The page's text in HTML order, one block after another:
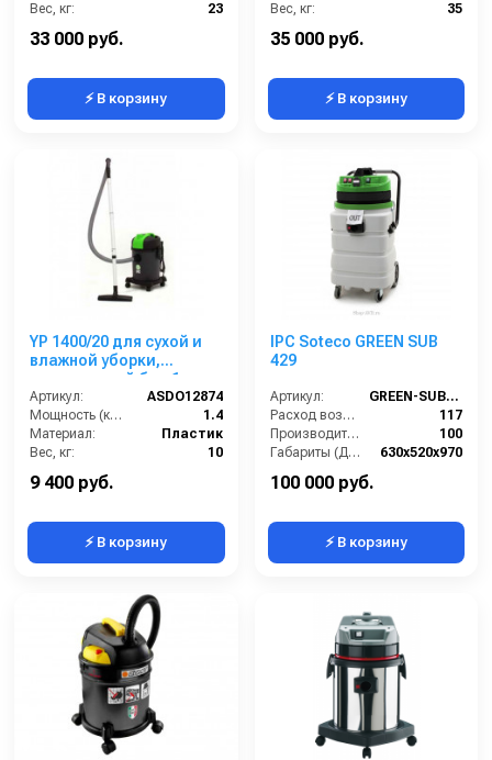
Вес, кг:
23
Габаритные размеры, мм:
33 000 руб.
⚡ В корзину
Вес, кг:
35
Габаритные размеры, мм:
35 000 руб.
⚡ В корзину
YP 1400/20 для сухой и
влажной уборки,
пластиковый бак,1
турб., 20 л. 1400 Вт
Артикул:
ASDO12874
Мощность (кВт):
1.4
Материал:
Пластик
Вес, кг:
10
9 400 руб.
⚡ В корзину
IPC Soteco GREEN SUB
429
Артикул:
GREEN-SUB-429
Расход воздуха (л/сек):
117
Производительность по воде (л/мин):
100
Габариты (ДхШхВ):
630x520х970
100 000 руб.
⚡ В корзину